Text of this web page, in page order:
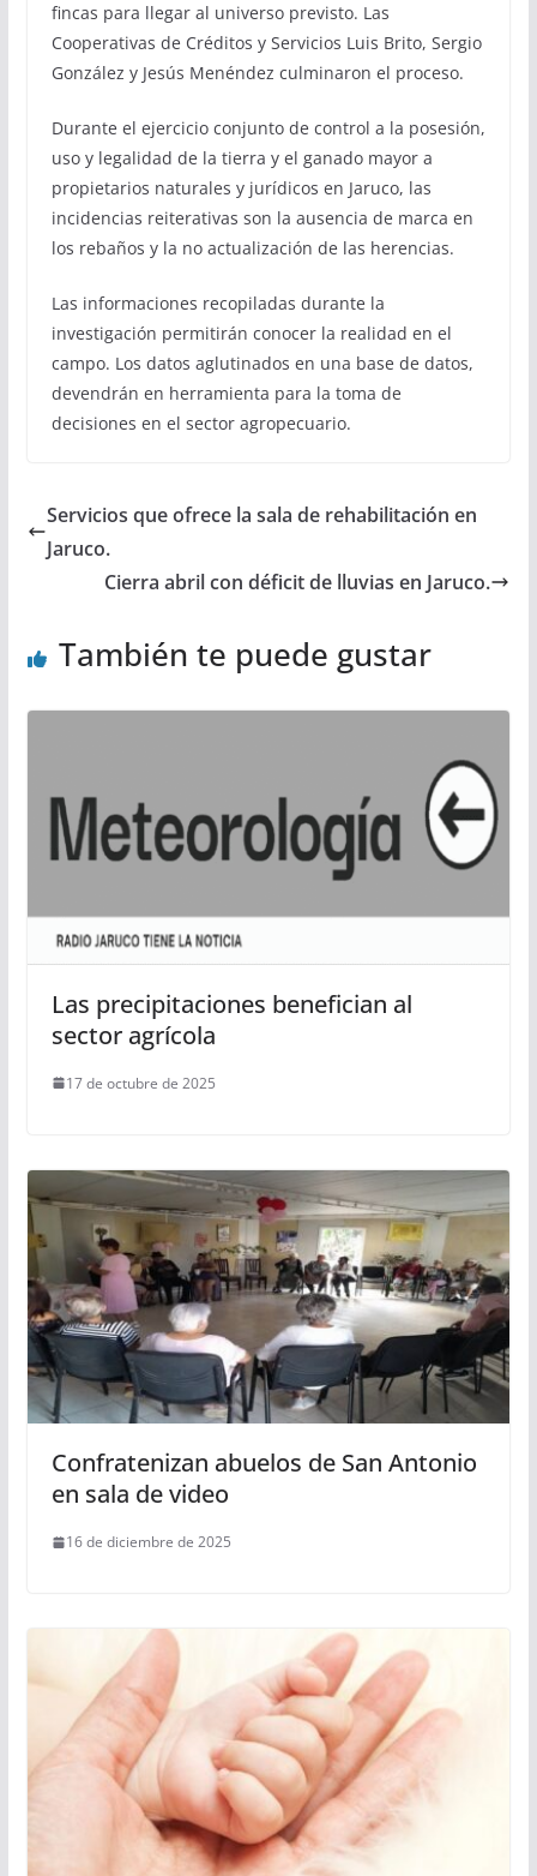
fincas para llegar al universo previsto. Las
Cooperativas de Créditos y Servicios Luis Brito, Sergio
González y Jesús Menéndez culminaron el proceso.
Durante el ejercicio conjunto de control a la posesión,
uso y legalidad de la tierra y el ganado mayor a
propietarios naturales y jurídicos en Jaruco, las
incidencias reiterativas son la ausencia de marca en
los rebaños y la no actualización de las herencias.
Las informaciones recopiladas durante la
investigación permitirán conocer la realidad en el
campo. Los datos aglutinados en una base de datos,
devendrán en herramienta para la toma de
decisiones en el sector agropecuario.
Servicios que ofrece la sala de rehabilitación en
Jaruco.
Cierra abril con déficit de lluvias en Jaruco.
También te puede gustar
Las precipitaciones benefician al
sector agrícola
17 de octubre de 2025
Confratenizan abuelos de San Antonio
en sala de video
16 de diciembre de 2025